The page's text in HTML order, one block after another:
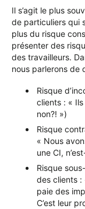
Il s’agit le plus
de particuliers qui
plus du risque
présenter des
des travailleurs.
nous parlerons de
Risque
clients : «
non?! »)
Risque
« Nous
une CI,
Risque
des clients :
paie des
C’est leur